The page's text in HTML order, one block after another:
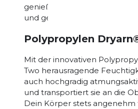
genießen kannst. Die
und gewährleisten eine
Polypropylen
Mit der innovativen
Two herausragende
auch hochgradig
und transportiert sie an die
Dein Körper stets